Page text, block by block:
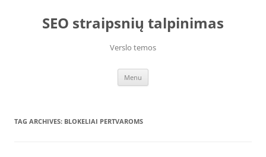
contentSEO straipsnių talpinimas
Verslo temos
Menu
TAG ARCHIVES: BLOKELIAI PERTVAROMS